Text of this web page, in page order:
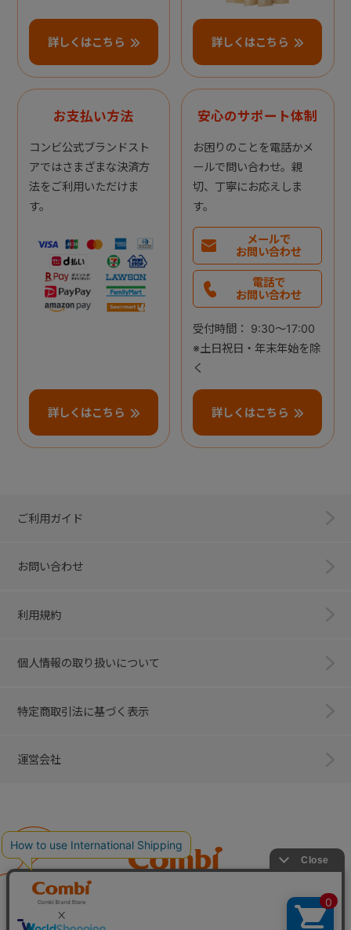
詳しくはこちら 詳しくはこちら
お支払い方法
コンビ公式ブランドスト
アではさまざまな決済方
法をご利用いただけま
す。
詳しくはこちら
安心のサポート体制
お困りのことを電話かメ
ールで問い合わせ。親
切、丁寧にお応えしま
す。
メールで
お問い合わせ
電話で
お問い合わせ
受付時間： 9:30～17:00
※土日祝日・年末年始を除
く
詳しくはこちら
ご利用ガイド
お問い合わせ
利用規約
個人情報の取り扱いについて
特定商取引法に基づく表示
運営会社